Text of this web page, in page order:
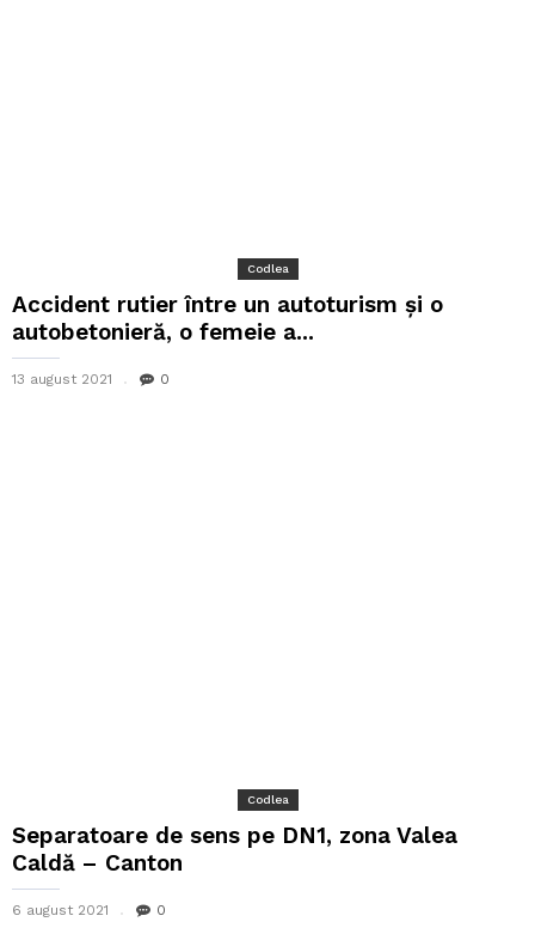
Codlea
Accident rutier între un autoturism și o
autobetonieră, o femeie a...
13 august 2021 0
Codlea
Separatoare de sens pe DN1, zona Valea
Caldă – Canton
6 august 2021 0